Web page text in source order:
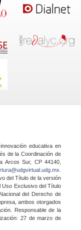
educativa en
de la Coordinación de
Arcos Sur, CP 44140,
del Título de la versión
Uso Exclusivo del Título
del Derecho de
ambos otorgados
Responsable de la
27 de marzo de